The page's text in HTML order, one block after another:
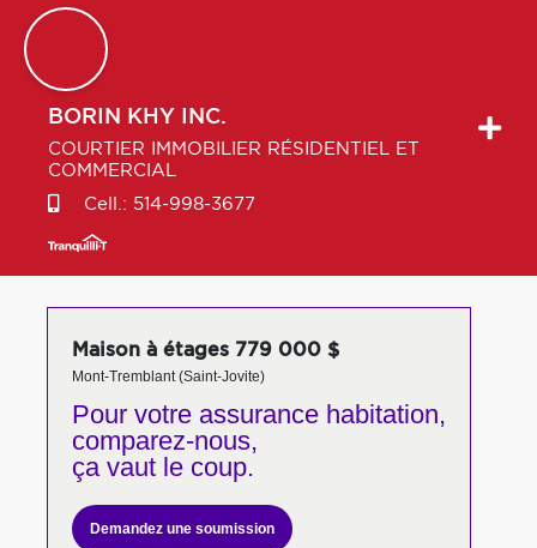
BORIN KHY INC.
COURTIER IMMOBILIER RÉSIDENTIEL ET
COMMERCIAL
Cell.: 514-998-3677
Maison à étages 779 000 $
Mont-Tremblant (Saint-Jovite)
Pour votreassurance habitation,
comparez-nous,
ça vaut le coup.
Demandez une soumission